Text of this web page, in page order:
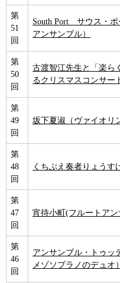
第
51
回
South Port サウス・
アンサンブル）
第
50
回
古渡智江先生と「楽ら
るクリスマスコンサー
第
49
回
坂下夏淑（ヴァイオリ
第
48
回
くちぶえ奏者りょうす
第
47
回
宵待小町(フルートアン
第
46
回
アンサンブル・トゥッ
メゾソプラノのデュオ）